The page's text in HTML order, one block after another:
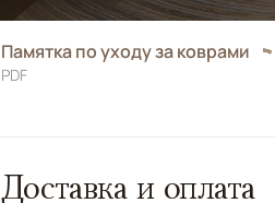
Памятка по уходу за коврами
PDF
Доставка и оплата